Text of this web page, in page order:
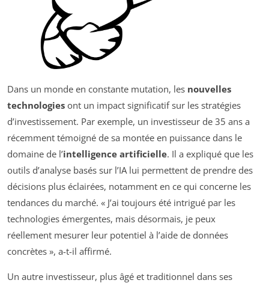
Dans un monde en constante mutation, les nouvelles
technologies ont un impact significatif sur les stratégies
d’investissement. Par exemple, un investisseur de 35 ans a
récemment témoigné de sa montée en puissance dans le
domaine de l’intelligence artificielle. Il a expliqué que les
outils d’analyse basés sur l’IA lui permettent de prendre des
décisions plus éclairées, notamment en ce qui concerne les
tendances du marché. « J’ai toujours été intrigué par les
technologies émergentes, mais désormais, je peux
réellement mesurer leur potentiel à l’aide de données
concrètes », a-t-il affirmé.
Un autre investisseur, plus âgé et traditionnel dans ses